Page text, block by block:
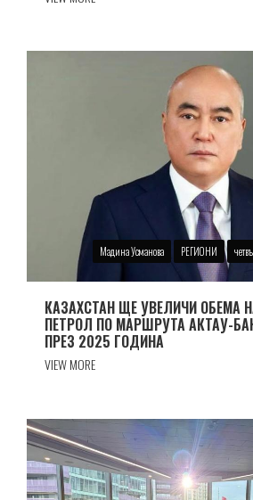
Мадина Усманова РЕГИОНИ
КАЗАХСТАН ЩЕ УВЕЛИЧИ ОБЕМА
ПЕТРОЛ ПО МАРШРУТА АКТАУ-
ПРЕЗ 2025 ГОДИНА
VIEW MORE